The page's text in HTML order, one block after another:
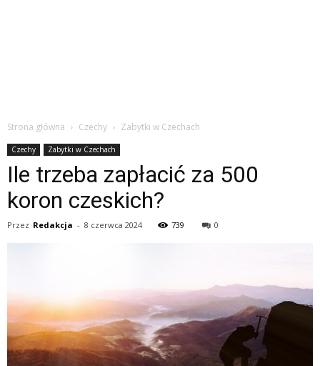
Strona główna Czechy Zabytki w Czechach
Czechy Zabytki w Czechach
Ile trzeba zapłacić za 500
koron czeskich?
Przez Redakcja - 8 czerwca 2024 739 0